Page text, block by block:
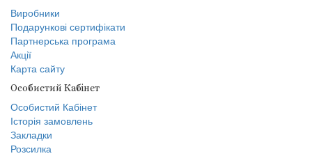
Виробники
Подарункові сертифікати
Партнерська програма
Акції
Карта сайту
Особистий Кабінет
Особистий Кабінет
Історія замовлень
Закладки
Розсилка